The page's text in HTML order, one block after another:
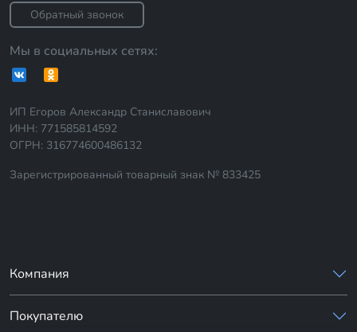
Обратный звонок
Мы в социальных сетях:
ИП Егоров Александр Станиславович
ИНН: 771585814592
ОГРН: 316774600486132
Зарегистрированный товарный знак № 833425
Компания
Покупателю